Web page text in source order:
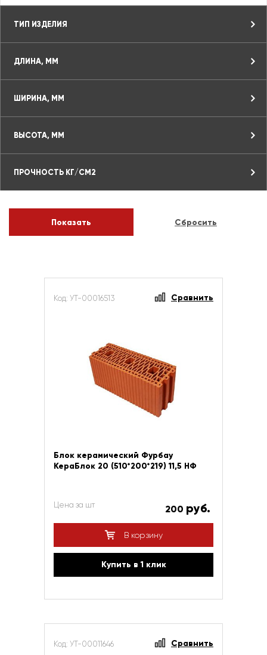
ТИП ИЗДЕЛИЯ
ДЛИНА, ММ
ШИРИНА, ММ
ВЫСОТА, ММ
ПРОЧНОСТЬ КГ/СМ2
Код: УТ-00016513 Сравнить
Блок керамический Фурбау
КераБлок 20 (510*200*219) 11,5 НФ
Цена за шт 200 руб.
В корзину
Купить в 1 клик
Код: УТ-00011646 Сравнить